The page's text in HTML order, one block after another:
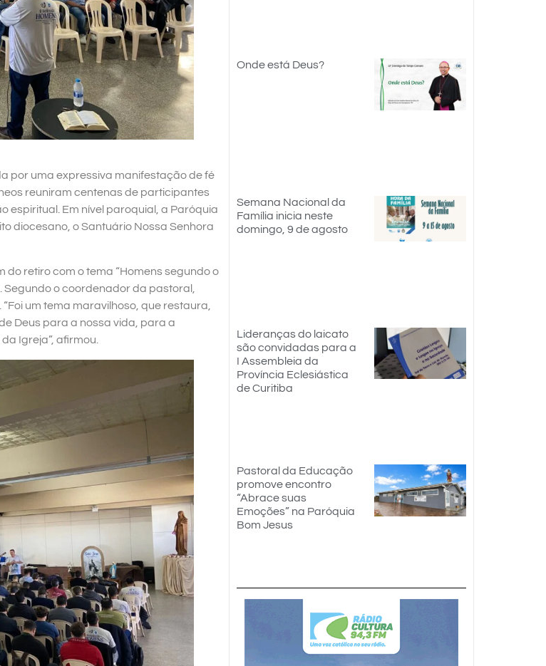
por uma expressiva manifestação de fé
reuniram centenas de participantes
espiritual. Em nível paroquial, a Paróquia
diocesano, o Santuário Nossa Senhora
do retiro com o tema “Homens segundo o
o coordenador da pastoral,
um tema maravilhoso, que restaura,
Deus para a nossa vida, para a
Igreja”, afirmou.
Onde está Deus?
Semana Nacional da
Família inicia neste
domingo, 9 de agosto
Lideranças do laicato
são convidadas para a
I Assembleia da
Província Eclesiástica
de Curitiba
Pastoral da Educação
promove encontro
“Abrace suas
Emoções” na Paróquia
Bom Jesus